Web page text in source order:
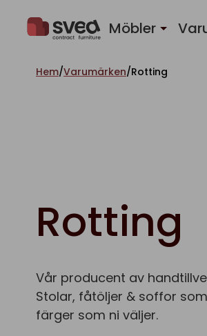
Möbler
Hem/Varumärken/Rotting
Rotting
Vår producent av
Stolar, fåtöljer & soffor
färger som ni väljer.